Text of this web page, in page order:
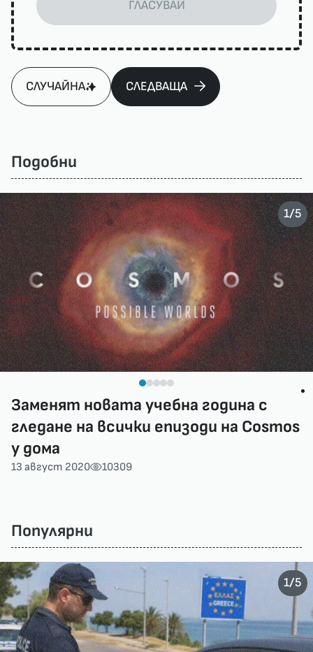
ГЛАСУВАЙ
СЛУЧАЙНА СЛЕДВАЩА
Подобни
Заменят новата учебна година с
гледане на всички епизоди на Cosmos
у дома
13 август 2020 10309
1/5
Популярни
1/5